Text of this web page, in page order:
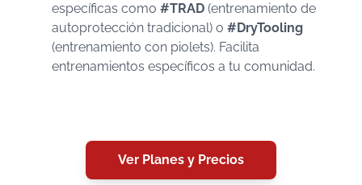
específicas como #TRAD (entrenamiento de
autoprotección tradicional) o #DryTooling
(entrenamiento con piolets). Facilita
entrenamientos específicos a tu comunidad.
Ver Planes y Precios